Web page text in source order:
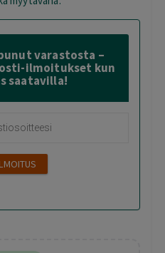
varastosta –
ilmoitukset kun
saatavilla!